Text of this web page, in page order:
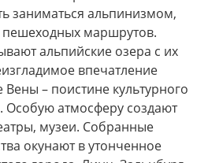
заниматься альпинизмом,
маршрутов.
альпийские озера с их
впечатление
– поистине культурного
Особую атмосферу создают
музеи. Собранные
окунают в утонченное